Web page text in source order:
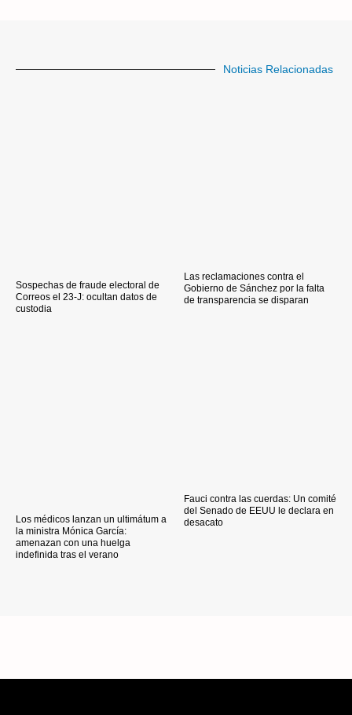
Noticias Relacionadas
Sospechas de fraude electoral de
Correos el 23-J: ocultan datos de
custodia
Las reclamaciones contra el
Gobierno de Sánchez por la falta
de transparencia se disparan
Los médicos lanzan un ultimátum a
la ministra Mónica García:
amenazan con una huelga
indefinida tras el verano
Fauci contra las cuerdas: Un comité
del Senado de EEUU le declara en
desacato